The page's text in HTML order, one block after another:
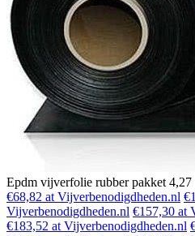
Epdm vijverfolie rubber pakket 4,27
€68,82 at Vijverbenodigdheden.nl
Vijverbenodigdheden.nl €157,30 at
€183,52 at Vijverbenodigdheden.nl